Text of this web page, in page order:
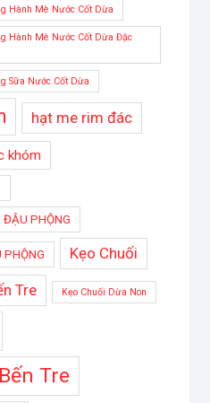
Hành Mè Nước Cốt Dừa
Hành Mè Nước Cốt Dừa Đặc
Sữa Nước Cốt Dừa
hạt me rim đác
khóm
ĐẬU PHỘNG
PHỘNG Kẹo Chuối
Tre Kẹo Chuối Dừa Non
Tre